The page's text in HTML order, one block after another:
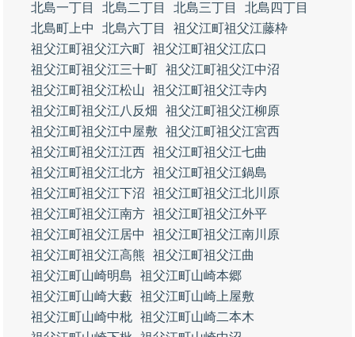
北島一丁目
北島二丁目 北島三丁目
北島四丁目
北島町上中
北島六丁目
祖父江町祖父江藤枠
祖父江町祖父江六町 祖父江町祖父江広口
祖父江町祖父江三十町 祖父江町祖父江中沼
祖父江町祖父江松山
祖父江町祖父江寺内
祖父江町祖父江八反畑
祖父江町祖父江柳原
祖父江町祖父江中屋敷
祖父江町祖父江宮西
祖父江町祖父江江西 祖父江町祖父江七曲
祖父江町祖父江北方 祖父江町祖父江鍋島
祖父江町祖父江下沼
祖父江町祖父江北川原
祖父江町祖父江南方 祖父江町祖父江外平
祖父江町祖父江居中
祖父江町祖父江南川原
祖父江町祖父江高熊
祖父江町祖父江曲
祖父江町山崎明島
祖父江町山崎本郷
祖父江町山崎大藪 祖父江町山崎上屋敷
祖父江町山崎中枇 祖父江町山崎二本木